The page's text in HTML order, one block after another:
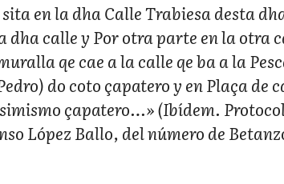
en la dha Calle Trabiesa desta
dha calle y Por otra parte en la otra
qe cae a la calle qe ba a la
do coto çapatero y en Plaça de
çapatero…» (Ibídem.
López Ballo, del número de